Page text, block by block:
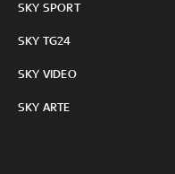
SKY SPORT
SKY TG24
SKY VIDEO
SKY ARTE